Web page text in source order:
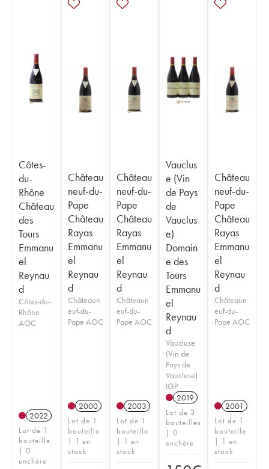
Côtes-
du-
Rhône
Château
des
Tours
Emmanu
el
Reynau
d
Côtes-du-
Rhône
AOC
2022
Lot de 1
bouteille
| 0
enchère
Château
neuf-du-
Pape
Château
Rayas
Emmanu
el
Reynau
d
Châteaun
euf-du-
Pape AOC
2000
Lot de 1
bouteille
| 1 en
stock
Château
neuf-du-
Pape
Château
Rayas
Emmanu
el
Reynau
d
Châteaun
euf-du-
Pape AOC
2003
Lot de 1
bouteille
| 1 en
stock
Vauclus
e (Vin
de Pays
de
Vauclus
e)
Domain
e des
Tours
Emmanu
el
Reynau
d
Vaucluse
(Vin de
Pays de
Vaucluse)
IGP
2019
Lot de 3
bouteilles
| 0
enchère
Château
neuf-du-
Pape
Château
Rayas
Emmanu
el
Reynau
d
Châteaun
euf-du-
Pape AOC
2001
Lot de 1
bouteille
| 1 en
stock